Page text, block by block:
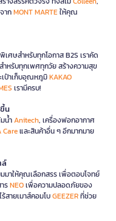
ากMONT MARTEให้คุณ
ษสำหรับทุกโอกาส B2S เราคัด
ำหรับทุกเพศทุกวัย สร้างความสุข
เป๋าเก็บอุณหภูมิKAKAO
เรามีครบ!
น
น้ำAnitech, เครื่องฟอกอากาศ
Careและสินค้าอื่น ๆ อีกมากมาย
ล์
าให้คุณเลือกสรร เพื่อตอบโจทย์
รNEOเพื่อความปลอดภัยของ
สายเมาส์คอมโบGEEZERที่ช่วย